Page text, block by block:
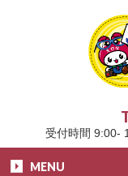
受付時間 9:00-
MENU